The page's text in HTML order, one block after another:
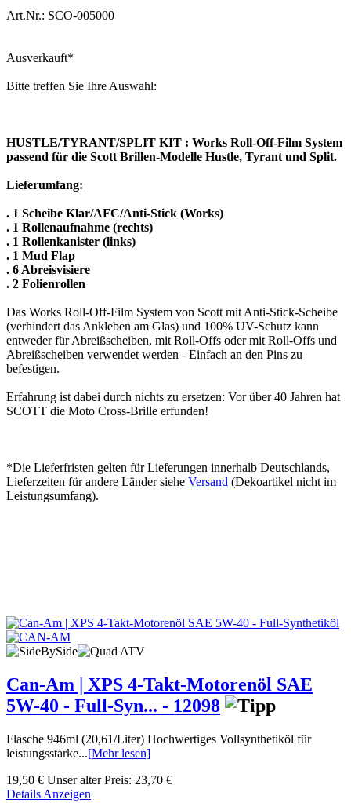
Art.Nr.: SCO-005000
Ausverkauft*
Bitte treffen Sie Ihre Auswahl:
HUSTLE/TYRANT/SPLIT KIT : Works Roll-Off-Film System
passend für die Scott Brillen-Modelle Hustle, Tyrant und Split.
Lieferumfang:
. 1 Scheibe Klar/AFC/Anti-Stick (Works)
. 1 Rollenaufnahme (rechts)
. 1 Rollenkanister (links)
. 1 Mud Flap
. 6 Abreisvisiere
. 2 Folienrollen
Das Works Roll-Off-Film System von Scott mit Anti-Stick-Scheibe
(verhindert das Ankleben am Glas) und 100% UV-Schutz kann
entweder für Abreißscheiben, mit Roll-Offs oder mit Roll-Offs und
Abreißscheiben verwendet werden - Einfach an den Pins zu
befestigen.
Erfahrung ist dabei durch nichts zu ersetzen: Vor über 40 Jahren hat
SCOTT die Moto Cross-Brille erfunden!
*Die Lieferfristen gelten für Lieferungen innerhalb Deutschlands,
Lieferzeiten für andere Länder siehe Versand (Dekoartikel nicht im
Leistungsumfang).
Can-Am | XPS 4-Takt-Motorenöl SAE
5W-40 - Full-Syn... - 12098
Flasche 946ml (20,61/Liter) Hochwertiges Vollsynthetiköl für
leistungsstarke...[Mehr lesen]
19,50 € Unser alter Preis: 23,70 €
Details Anzeigen